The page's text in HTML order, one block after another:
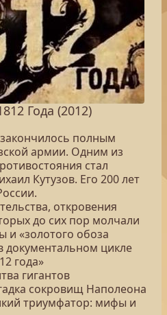
Года (2012)
полным
армии. Одним из
стал
Кутузов. Его 200 лет
откровения
до сих пор молчали
и «золотого обоза
документальном цикле
года»
гигантов
сокровищ Наполеона
триумфатор: мифы и